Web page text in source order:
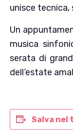
unisce
Un
musica
serata di
dell’estate
Salva nel